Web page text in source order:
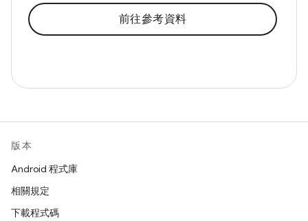
前往參考資料
版本
Android 程式庫
相關規定
下載程式碼